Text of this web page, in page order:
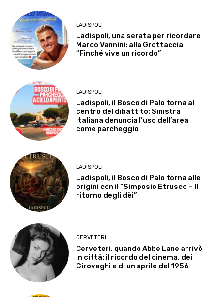
LADISPOLI
Ladispoli, una serata per ricordare
Marco Vannini: alla Grottaccia
“Finché vive un ricordo”
LADISPOLI
Ladispoli, il Bosco di Palo torna al
centro del dibattito: Sinistra
Italiana denuncia l’uso dell’area
come parcheggio
LADISPOLI
Ladispoli, il Bosco di Palo torna alle
origini con il “Simposio Etrusco – Il
ritorno degli dèi”
CERVETERI
Cerveteri, quando Abbe Lane arrivò
in città: il ricordo del cinema, dei
Girovaghi e di un aprile del 1956